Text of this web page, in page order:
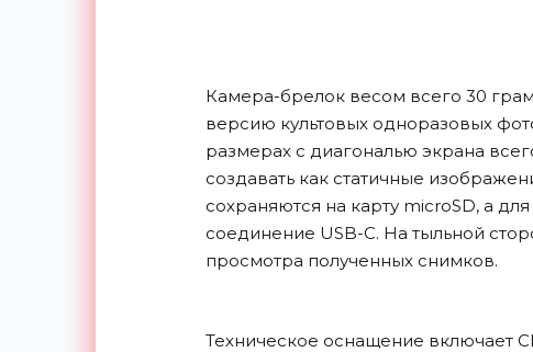
Камера-брелок весом всего 30
версию культовых одноразовых
размерах с диагональю экрана
создавать как статичные
сохраняются на карту microSD, а
соединение USB-C. На тыльной
просмотра полученных снимков.
Техническое оснащение включает